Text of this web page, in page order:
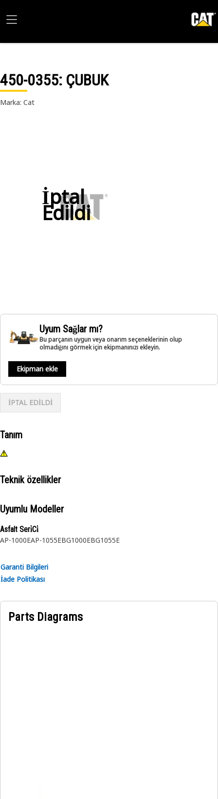
450-0355: ÇUBUK
Marka: Cat
İptal
Edildi
Uyum Sağlar mı?
Bu parçanın uygun veya onarım seçeneklerinin olup
olmadığını görmek için ekipmanınızı ekleyin.
Ekipman ekle
İPTAL EDİLDİ
Tanım
Teknik özellikler
Uyumlu Modeller
Asfalt Seri̇Ci̇
AP-1000EAP-1055EBG1000EBG1055E
Garanti Bilgileri
İade Politikası
Parts Diagrams